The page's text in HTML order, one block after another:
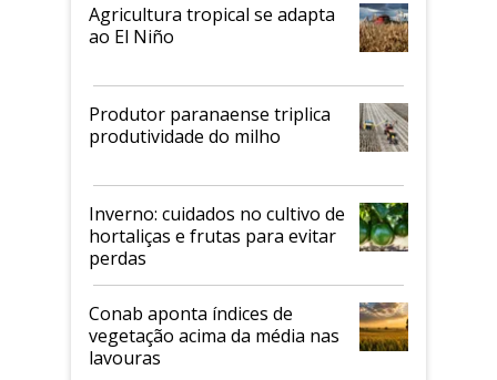
Agricultura tropical se adapta
ao El Niño
Produtor paranaense triplica
produtividade do milho
Inverno: cuidados no cultivo de
hortaliças e frutas para evitar
perdas
Conab aponta índices de
vegetação acima da média nas
lavouras